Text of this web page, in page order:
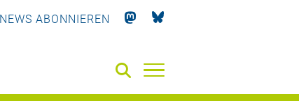
NEWS ABONNIEREN